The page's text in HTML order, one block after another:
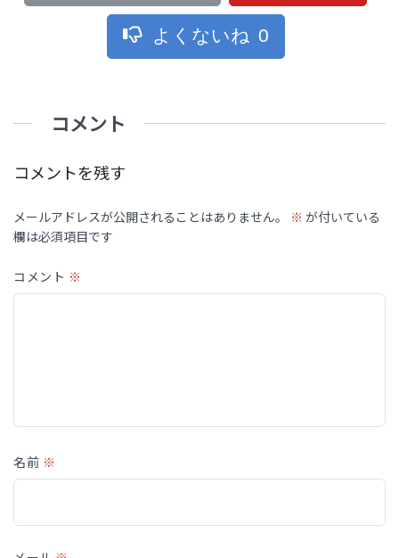
よくないね 0
コメント
コメントを残す
メールアドレスが公開されることはありません。 ※ が付いている
欄は必須項目です
コメント ※
名前 ※